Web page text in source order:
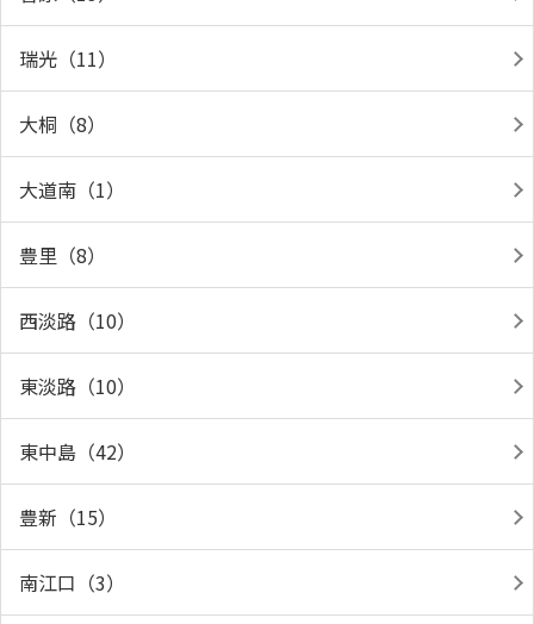
瑞光（11）
大桐（8）
大道南（1）
豊里（8）
西淡路（10）
東淡路（10）
東中島（42）
豊新（15）
南江口（3）